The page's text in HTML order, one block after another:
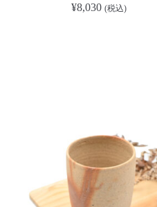
¥8,030 (税込)